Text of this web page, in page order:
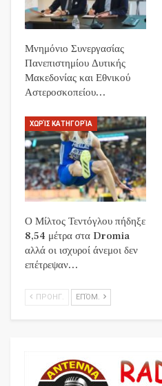
Μνημόνιο Συνεργασίας
Πανεπιστημίου Δυτικής
Μακεδονίας και Εθνικού
Αστεροσκοπείου…
ΧΩΡΊΣ ΚΑΤΗΓΟΡΊΑ
Ο Μίλτος Τεντόγλου πήδηξε
8,54 μέτρα στα Dromia
αλλά οι ισχυροί άνεμοι δεν
επέτρεψαν…
ΠΡΟΗΓ. ΕΠΌΜ.